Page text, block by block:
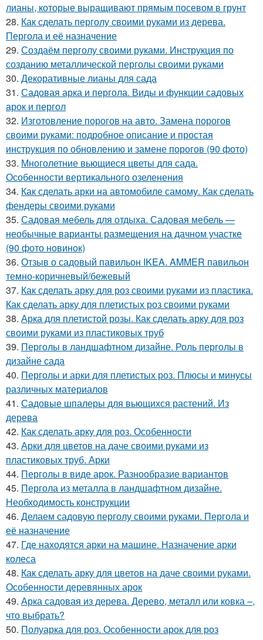
лианы, которые выращивают прямым посевом в грунт
28. Как сделать перголу своими руками из дерева.
Пергола и её назначение
29. Создаём перголу своими руками. Инструкция по
созданию металлической перголы своими руками
30. Декоративные лианы для сада
31. Садовая арка и пергола. Виды и функции садовых
арок и пергол
32. Изготовление порогов на авто. Замена порогов
своими руками: подробное описание и простая
инструкция по обновлению и замене порогов (90 фото)
33. Многолетние вьющиеся цветы для сада.
Особенности вертикального озеленения
34. Как сделать арки на автомобиле самому. Как сделать
фендеры своими руками
35. Садовая мебель для отдыха. Садовая мебель —
необычные варианты размещения на дачном участке
(90 фото новинок)
36. Отзыв о садовый павильон IKEA. AMMER павильон
темно-коричневый/бежевый
37. Как сделать арку для роз своими руками из пластика.
Как сделать арку для плетистых роз своими руками
38. Арка для плетистой розы. Как сделать арку для роз
своими руками из пластиковых труб
39. Перголы в ландшафтном дизайне. Роль перголы в
дизайне сада
40. Перголы и арки для плетистых роз. Плюсы и минусы
различных материалов
41. Садовые шпалеры для вьющихся растений. Из
дерева
42. Как сделать арку для роз. Особенности
43. Арки для цветов на даче своими руками из
пластиковых труб. Арки
44. Перголы в виде арок. Разнообразие вариантов
45. Пергола из металла в ландшафтном дизайне.
Необходимость конструкции
46. Делаем садовую перголу своими руками. Пергола и
её назначение
47. Где находятся арки на машине. Назначение арки
колеса
48. Как сделать арку для цветов на даче своими руками.
Особенности деревянных арок
49. Арка садовая из дерева. Дерево, металл или ковка –,
что выбрать?
50. Полуарка для роз. Особенности арок для роз